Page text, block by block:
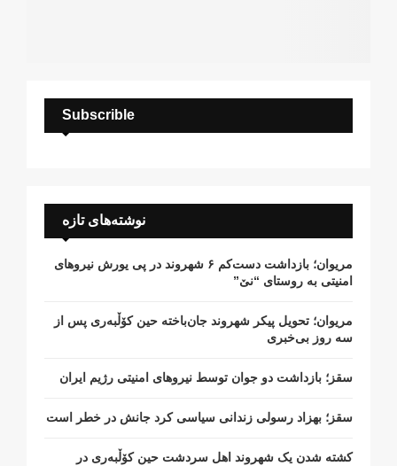
Subscrible
نوشته‌های تازه
مریوان؛ بازداشت دست‌کم ۶ شهروند در پی یورش نیروهای
امنیتی به روستای “نێ”
مریوان؛ تحویل پیکر شهروند جان‌باخته حین کۆڵبەری پس از
سە روز بی‌خبری
سقز؛ بازداشت دو جوان توسط نیروهای امنیتی رژیم ایران
سقز؛ بهزاد رسولی زندانی سیاسی کرد جانش در خطر است
کشتە شدن یک شهروند اهل سردشت حین کۆڵبەری در